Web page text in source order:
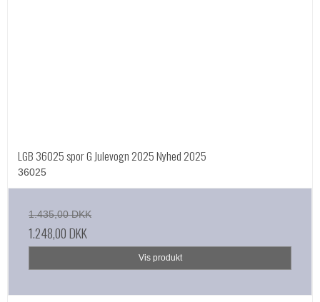
LGB 36025 spor G Julevogn 2025 Nyhed 2025
36025
1.435,00 DKK
1.248,00 DKK
Vis produkt